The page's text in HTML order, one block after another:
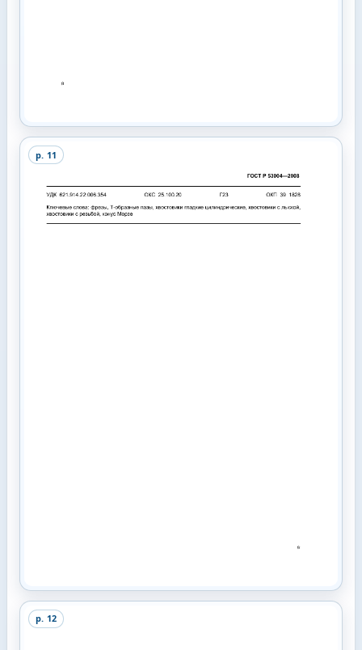
p. 11
p. 12